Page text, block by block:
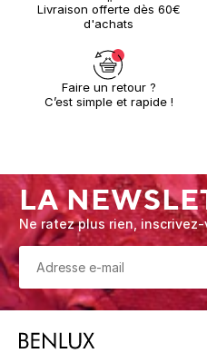
Livraison offerte dès 60€
d'achats
Faire un retour ?
C’est simple et rapide !
LA
Ne ratez plus rien, inscrivez-